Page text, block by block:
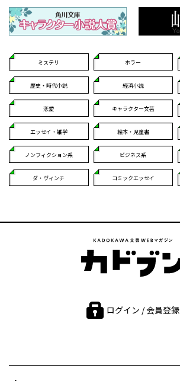
ミステリ ホラー
歴史・時代小説 経済小説
恋愛 キャラクター文芸
エッセイ・雑学 絵本・児童書
ノンフィクション系 ビジネス系
ダ・ヴィンチ コミックエッセイ
ログイン / 会員登録